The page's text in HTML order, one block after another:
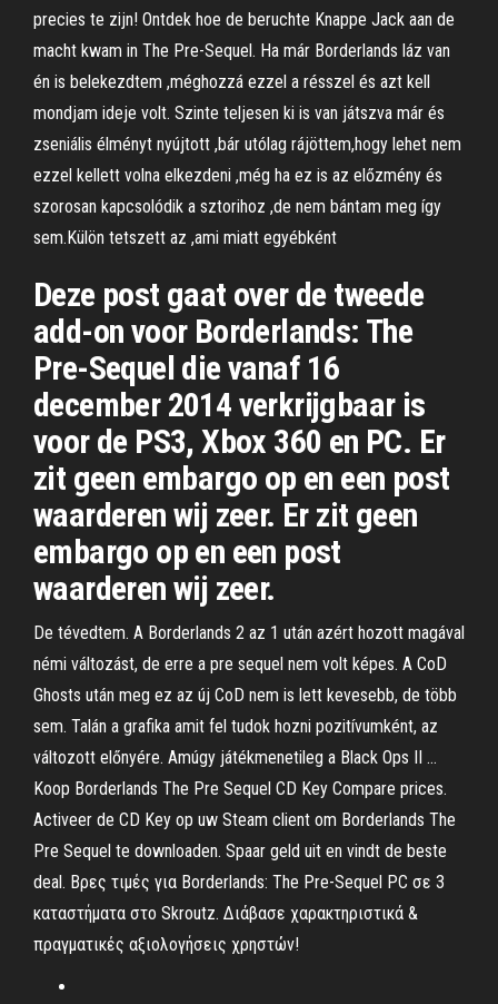
precies te zijn! Ontdek hoe de beruchte Knappe Jack aan de
macht kwam in The Pre-Sequel. Ha már Borderlands láz van
én is belekezdtem ,méghozzá ezzel a résszel és azt kell
mondjam ideje volt. Szinte teljesen ki is van játszva már és
zseniális élményt nyújtott ,bár utólag rájöttem,hogy lehet nem
ezzel kellett volna elkezdeni ,még ha ez is az előzmény és
szorosan kapcsolódik a sztorihoz ,de nem bántam meg így
sem.Külön tetszett az ,ami miatt egyébként
Deze post gaat over de tweede
add-on voor Borderlands: The
Pre-Sequel die vanaf 16
december 2014 verkrijgbaar is
voor de PS3, Xbox 360 en PC. Er
zit geen embargo op en een post
waarderen wij zeer. Er zit geen
embargo op en een post
waarderen wij zeer.
De tévedtem. A Borderlands 2 az 1 után azért hozott magával
némi változást, de erre a pre sequel nem volt képes. A CoD
Ghosts után meg ez az új CoD nem is lett kevesebb, de több
sem. Talán a grafika amit fel tudok hozni pozitívumként, az
változott előnyére. Amúgy játékmenetileg a Black Ops II …
Koop Borderlands The Pre Sequel CD Key Compare prices.
Activeer de CD Key op uw Steam client om Borderlands The
Pre Sequel te downloaden. Spaar geld uit en vindt de beste
deal. Βρες τιμές για Borderlands: The Pre-Sequel PC σε 3
καταστήματα στο Skroutz. Διάβασε χαρακτηριστικά &
πραγματικές αξιολογήσεις χρηστών!